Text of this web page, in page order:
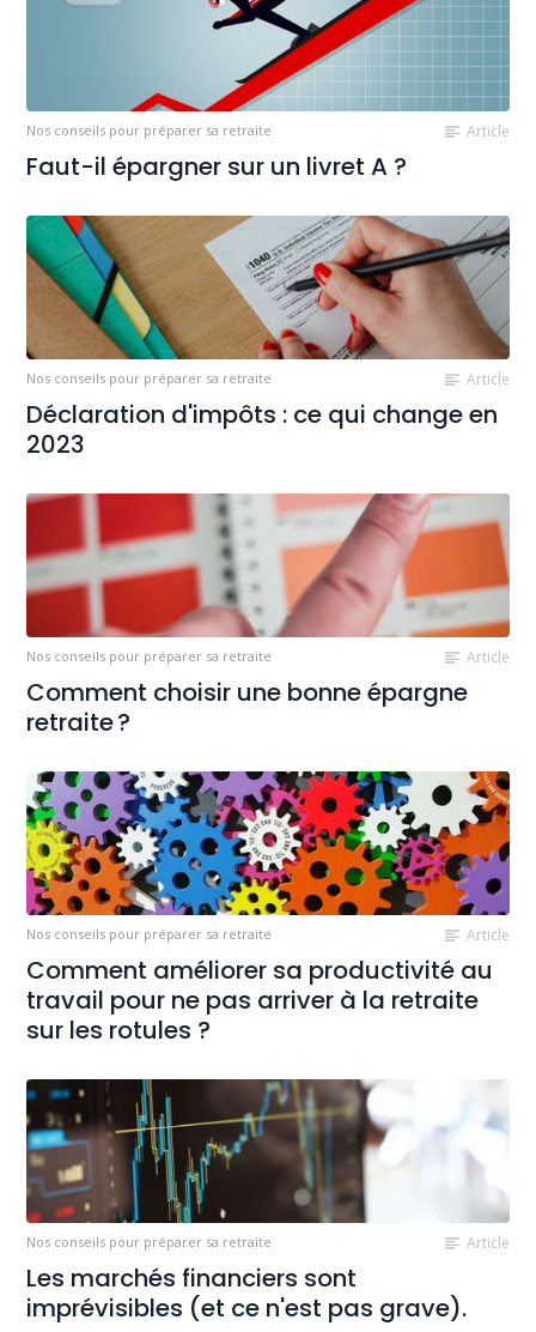
Nos conseils pour préparer sa retraite Article
Faut-il épargner sur un livret A ?
Nos conseils pour préparer sa retraite Article
Déclaration d'impôts : ce qui change en
2023
Nos conseils pour préparer sa retraite Article
Comment choisir une bonne épargne
retraite ?
Nos conseils pour préparer sa retraite Article
Comment améliorer sa productivité au
travail pour ne pas arriver à la retraite
sur les rotules ?
Nos conseils pour préparer sa retraite Article
Les marchés financiers sont
imprévisibles (et ce n'est pas grave).